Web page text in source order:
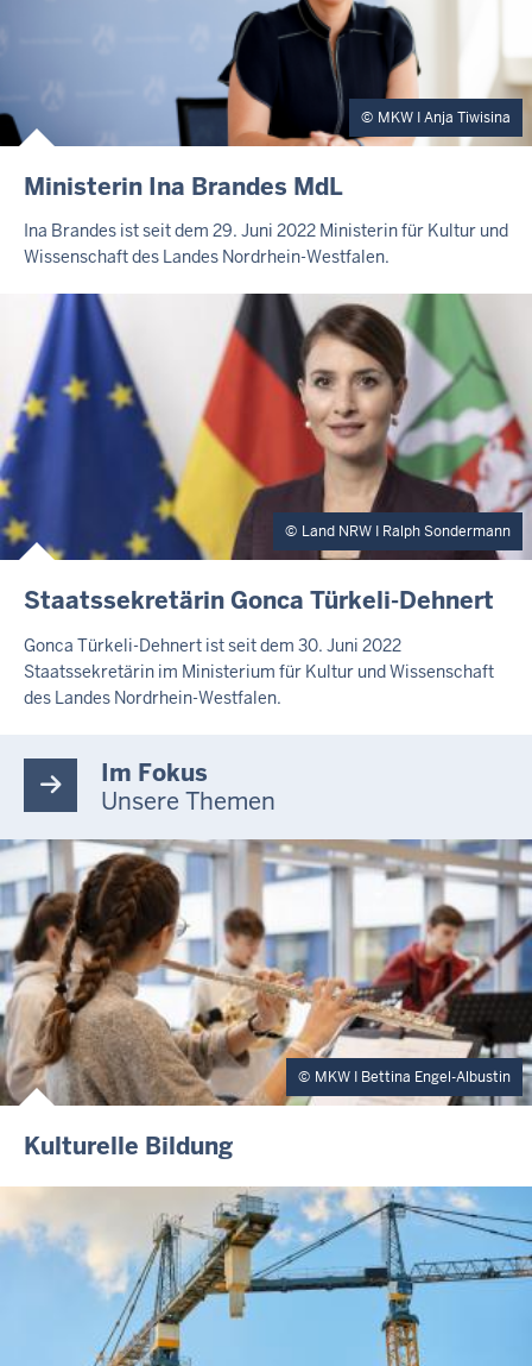
MKW I Anja Tiwisina
Ministerin Ina Brandes MdL
Ina Brandes ist seit dem 29. Juni 2022 Ministerin für Kultur und
Wissenschaft des Landes Nordrhein-Westfalen.
Land NRW I Ralph Sondermann
Staatssekretärin Gonca Türkeli-Dehnert
Gonca Türkeli-Dehnert ist seit dem 30. Juni 2022
Staatssekretärin im Ministerium für Kultur und Wissenschaft
des Landes Nordrhein-Westfalen.
Im Fokus
Unsere Themen
MKW I Bettina Engel-Albustin
Kulturelle Bildung